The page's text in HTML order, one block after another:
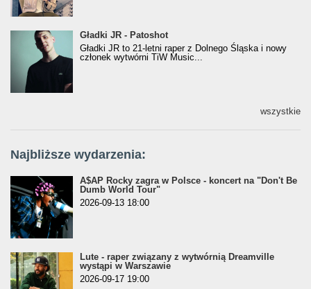
Gładki JR - Patoshot
Gładki JR - Patoshot
Gładki JR to 21-letni raper z Dolnego Śląska i nowy
członek wytwórni TiW Music...
wszystkie
Najbliższe wydarzenia:
A$AP Rocky zagra w Polsce - koncert na "Don't Be
Dumb World Tour"
2026-09-13 18:00
Lute - raper związany z wytwórnią Dreamville
wystąpi w Warszawie
2026-09-17 19:00